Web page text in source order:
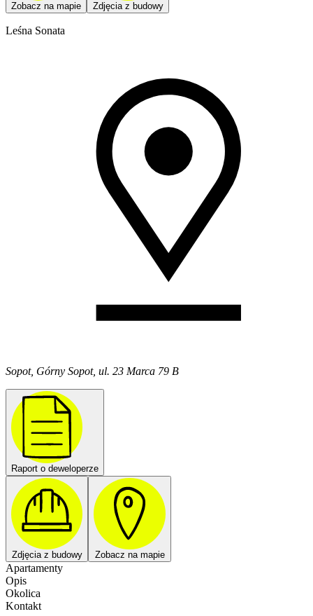
Zobacz na mapie Zdjęcia z budowy
Leśna Sonata
Sopot, Górny Sopot, ul. 23 Marca 79 B
Raport o deweloperze
Zdjęcia z budowy Zobacz na mapie
Apartamenty
Opis
Okolica
Kontakt